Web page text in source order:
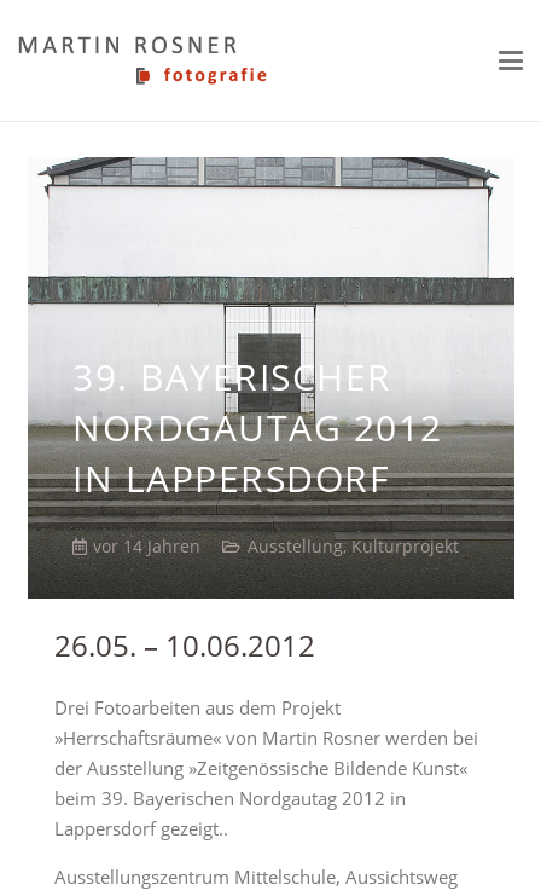
39. BAYERISCHER
NORDGAUTAG 2012
IN LAPPERSDORF
vor 14 Jahren Ausstellung,Kulturprojekt
26.05. – 10.06.2012
Drei Fotoarbeiten aus dem Projekt
»Herrschaftsräume« von Martin Rosner werden bei
der Ausstellung »Zeitgenössische Bildende Kunst«
beim 39. Bayerischen Nordgautag 2012 in
Lappersdorf gezeigt..
Ausstellungszentrum Mittelschule, Aussichtsweg